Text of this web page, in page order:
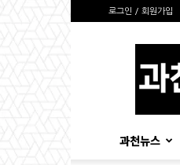
로그인 / 회원가입
과천뉴스